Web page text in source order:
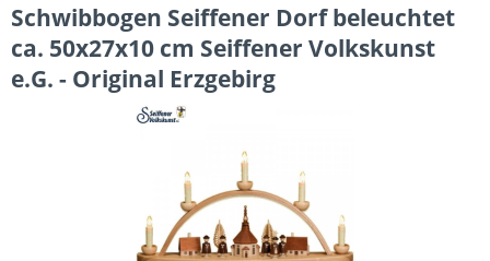
Schwibbogen Seiffener Dorf beleuchtet
ca. 50x27x10 cm Seiffener Volkskunst
e.G. - Original Erzgebirg